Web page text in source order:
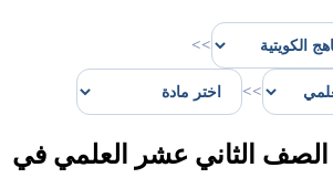
>>
>>
الثاني عشر العلمي في